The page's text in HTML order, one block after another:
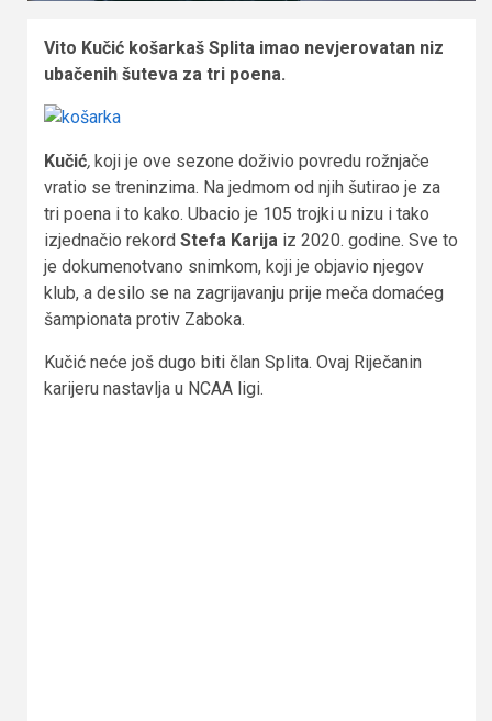
Vito Kučić košarkaš Splita imao nevjerovatan niz
ubačenih šuteva za tri poena.
Kučić, koji je ove sezone doživio povredu rožnjače
vratio se treninzima. Na jedmom od njih šutirao je za
tri poena i to kako. Ubacio je 105 trojki u nizu i tako
izjednačio rekord Stefa Karija iz 2020. godine. Sve to
je dokumenotvano snimkom, koji je objavio njegov
klub, a desilo se na zagrijavanju prije meča domaćeg
šampionata protiv Zaboka.
Kučić neće još dugo biti član Splita. Ovaj Riječanin
karijeru nastavlja u NCAA ligi.